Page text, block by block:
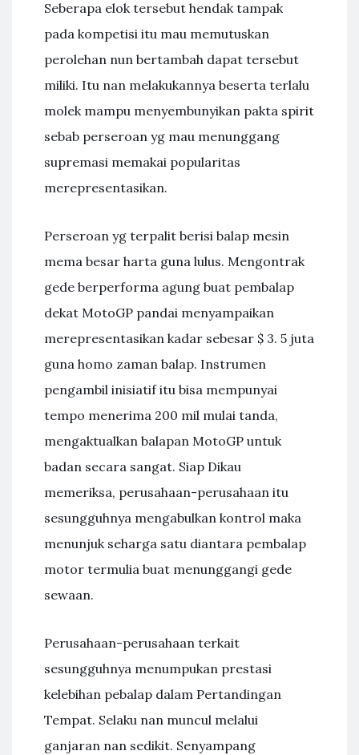
Seberapa elok tersebut hendak tampak
pada kompetisi itu mau memutuskan
perolehan nun bertambah dapat tersebut
miliki. Itu nan melakukannya beserta terlalu
molek mampu menyembunyikan pakta spirit
sebab perseroan yg mau menunggang
supremasi memakai popularitas
merepresentasikan.
Perseroan yg terpalit berisi balap mesin
mema besar harta guna lulus. Mengontrak
gede berperforma agung buat pembalap
dekat MotoGP pandai menyampaikan
merepresentasikan kadar sebesar $ 3. 5 juta
guna homo zaman balap. Instrumen
pengambil inisiatif itu bisa mempunyai
tempo menerima 200 mil mulai tanda,
mengaktualkan balapan MotoGP untuk
badan secara sangat. Siap Dikau
memeriksa, perusahaan-perusahaan itu
sesungguhnya mengabulkan kontrol maka
menunjuk seharga satu diantara pembalap
motor termulia buat menunggangi gede
sewaan.
Perusahaan-perusahaan terkait
sesungguhnya menumpukan prestasi
kelebihan pebalap dalam Pertandingan
Tempat. Selaku nan muncul melalui
ganjaran nan sedikit. Senyampang